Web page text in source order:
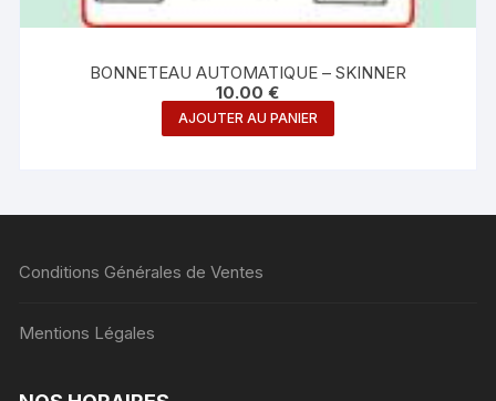
BONNETEAU AUTOMATIQUE – SKINNER
10.00€
AJOUTER AU PANIER
Conditions Générales de Ventes
Mentions Légales